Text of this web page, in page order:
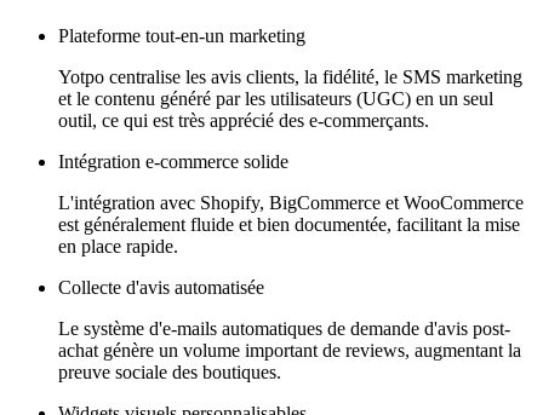
Plateforme tout-en-un marketing
Yotpo centralise les avis clients, la fidélité, le SMS marketing
et le contenu généré par les utilisateurs (UGC) en un seul
outil, ce qui est très apprécié des e-commerçants.
Intégration e-commerce solide
L'intégration avec Shopify, BigCommerce et WooCommerce
est généralement fluide et bien documentée, facilitant la mise
en place rapide.
Collecte d'avis automatisée
Le système d'e-mails automatiques de demande d'avis post-
achat génère un volume important de reviews, augmentant la
preuve sociale des boutiques.